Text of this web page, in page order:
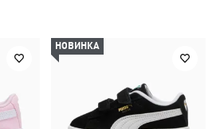
НОВИНКА